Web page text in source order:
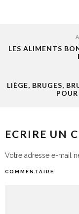
LES ALIMENTS
LIÈGE, BRUGES,
ECRIRE UN
Votre adresse e-mail
COMMENTAIRE